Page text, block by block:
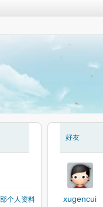
个人资料
好友
xugencui